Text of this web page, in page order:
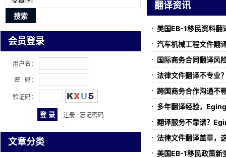
会员登录
用户名：
密 码：
验证码：
注册 忘记密码
文章分类
翻译资讯
美国EB-1移民资料翻
汽车机械工程文件翻
国际商务合同翻译风
法律文件翻译不专业
跨国商务合作沟通不
多年翻译经验，
翻译服务不靠谱？
法律文件翻译盖章，
美国EB-1移民政策新